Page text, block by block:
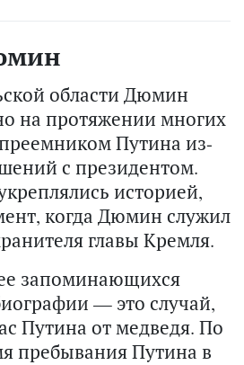
области Дюмин
на протяжении многих
Путина из-
с президентом.
историей,
когда Дюмин служил
главы Кремля.
запоминающихся
— это случай,
Путина от медведя. По
пребывания Путина в